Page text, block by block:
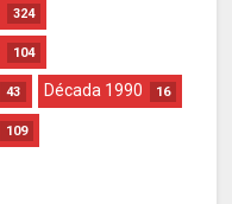
324
104
43 Década 1990 16
109